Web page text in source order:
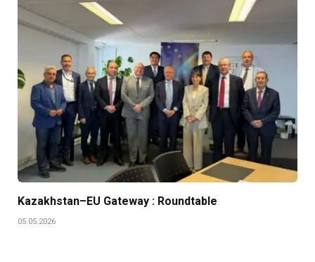
Kazakhstan–EU Gateway : Roundtable
05.05.2026